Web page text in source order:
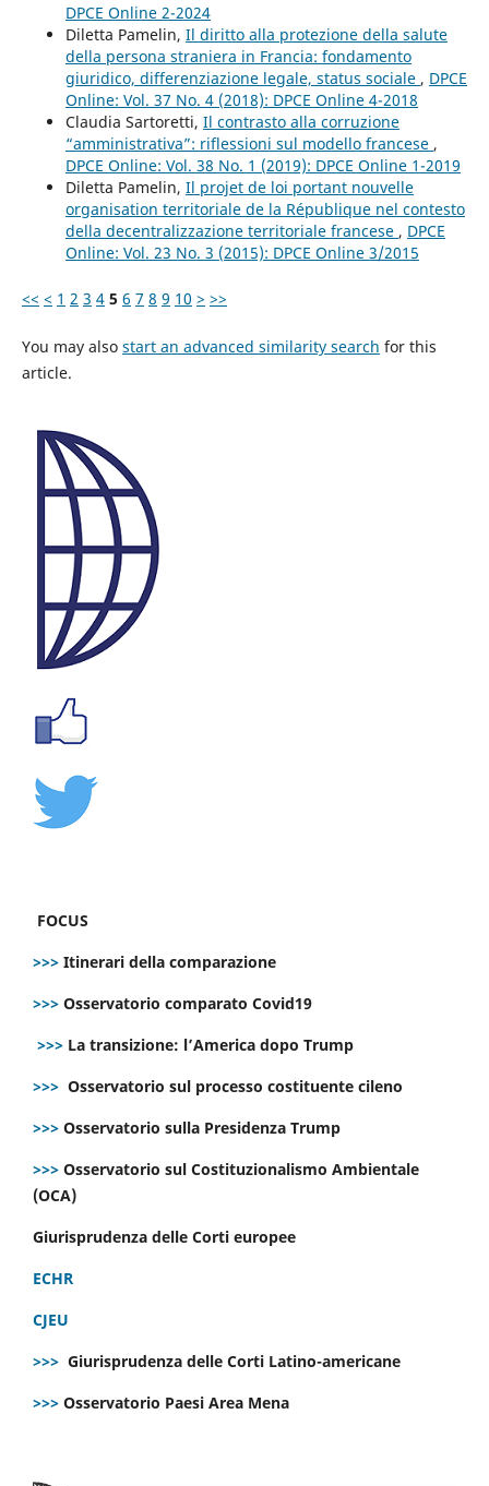
DPCE Online 2-2024
Diletta Pamelin, Il diritto alla protezione della salute
della persona straniera in Francia: fondamento
giuridico, differenziazione legale, status sociale , DPCE
Online: Vol. 37 No. 4 (2018): DPCE Online 4-2018
Claudia Sartoretti, Il contrasto alla corruzione
“amministrativa”: riflessioni sul modello francese ,
DPCE Online: Vol. 38 No. 1 (2019): DPCE Online 1-2019
Diletta Pamelin, Il projet de loi portant nouvelle
organisation territoriale de la République nel contesto
della decentralizzazione territoriale francese , DPCE
Online: Vol. 23 No. 3 (2015): DPCE Online 3/2015
<< < 1 2 3 4 5 6 7 8 9 10 > >>
You may also start an advanced similarity search for this
article.
FOCUS
>>> Itinerari della comparazione
>>> Osservatorio comparato Covid19
>>> La transizione: l’America dopo Trump
>>> Osservatorio sul processo costituente cileno
>>> Osservatorio sulla Presidenza Trump
>>> Osservatorio sul Costituzionalismo Ambientale
(OCA)
Giurisprudenza delle Corti europee
ECHR
CJEU
>>> Giurisprudenza delle Corti Latino-americane
>>> Osservatorio Paesi Area Mena